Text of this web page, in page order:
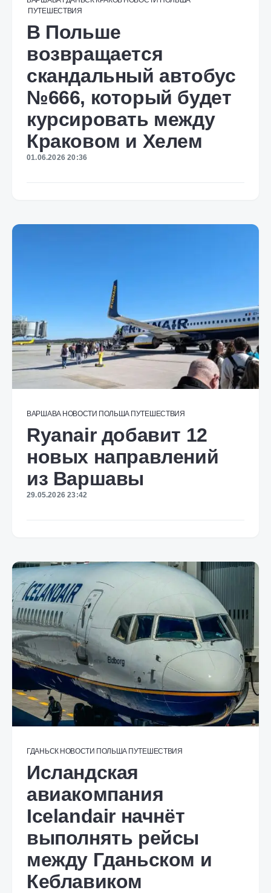
ПУТЕШЕСТВИЯ
В Польше
возвращается
скандальный автобус
№666, который будет
курсировать между
Краковом и Хелем
01.06.2026 20:36
ВАРШАВА НОВОСТИ ПОЛЬША ПУТЕШЕСТВИЯ
Ryanair добавит 12
новых направлений
из Варшавы
29.05.2026 23:42
ГДАНЬСК НОВОСТИ ПОЛЬША ПУТЕШЕСТВИЯ
Исландская
авиакомпания
Icelandair начнёт
выполнять рейсы
между Гданьском и
Кеблавиком